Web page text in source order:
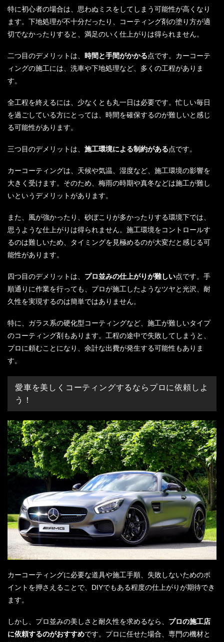
特に初心者の場合は、思わぬミスをしてしまう可能性が高くなり
ます。下地処理が不十分だったり、コーティング剤の塗り方が適
切でなかったりすると、満足のいく仕上がりは得られません。
二つ目のデメリットは、 時間と手間がかかる点です。カーコーテ
ィングの施工には、洗車や下地処理など、多くの工程がありま
す。
全工程を終えるには、少なくとも丸一日は必要です。忙しい毎日
を過ごしている方にとっては、時間を確保するのが難しいと感じ
る可能性があります。
三つ目のデメリットは、 施工環境による制約がある点です。
カーコーティングは、天候や気温、湿度など、施工環境の影響を
大きく受けます。そのため、梅雨の時期や真冬などは施工が難し
いというデメリットがあります。
また、風が強かったり、砂ぼこりが多かったりする環境下では、
思うような仕上がりは得られません。施工環境をコントロールす
るのは難しいため、タイミングを見極めるのが大変だと感じる可
能性があります。
四つ目のデメリットは、 プロ並みの仕上がりが難しい点です。手
順通りに作業を行っても、プロが施工したようなツヤと光沢、耐
久性を実現するのは簡単ではありません。
特に、ガラス系の硬化型コーティングなど、施工が難しいタイプ
のコーティング剤もあります。工程の途中で失敗してしまうと、
プロに頼むことになり、余計な出費が発生する可能性もありま
す。
愛車を美しくコーティングするならプロに依頼しよ
う！
カーコーティングに必要な道具や施工手順、失敗しないためのポ
イントを押さえることで、DIYでもある程度の仕上がりが期待でき
ます。
しかし、プロ並みの美しさと耐久性を求めるなら、 プロの施工店
に依頼するのがおすすめです。プロに任せた場合、専門の機材と